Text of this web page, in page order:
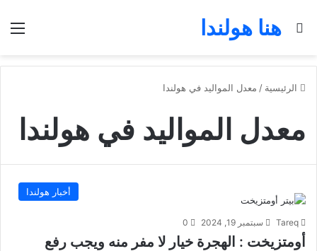
هنا هولندا
بحث عن
الرئيسية / معدل المواليد في هولندا
معدل المواليد في هولندا
أخبار هولندا
Tareq سبتمبر 19, 2024 0
أومتزيخت : الهجرة خيار لا مفر منه ويجب رفع